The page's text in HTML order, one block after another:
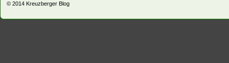
© 2014 Kreuzberger Blog